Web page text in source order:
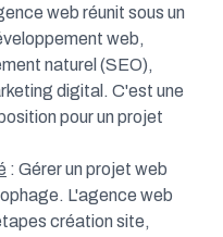
web réunit sous un
web,
naturel (SEO),
digital. C'est une
pour un projet
: Gérer un projet web
L'agence web
création site,